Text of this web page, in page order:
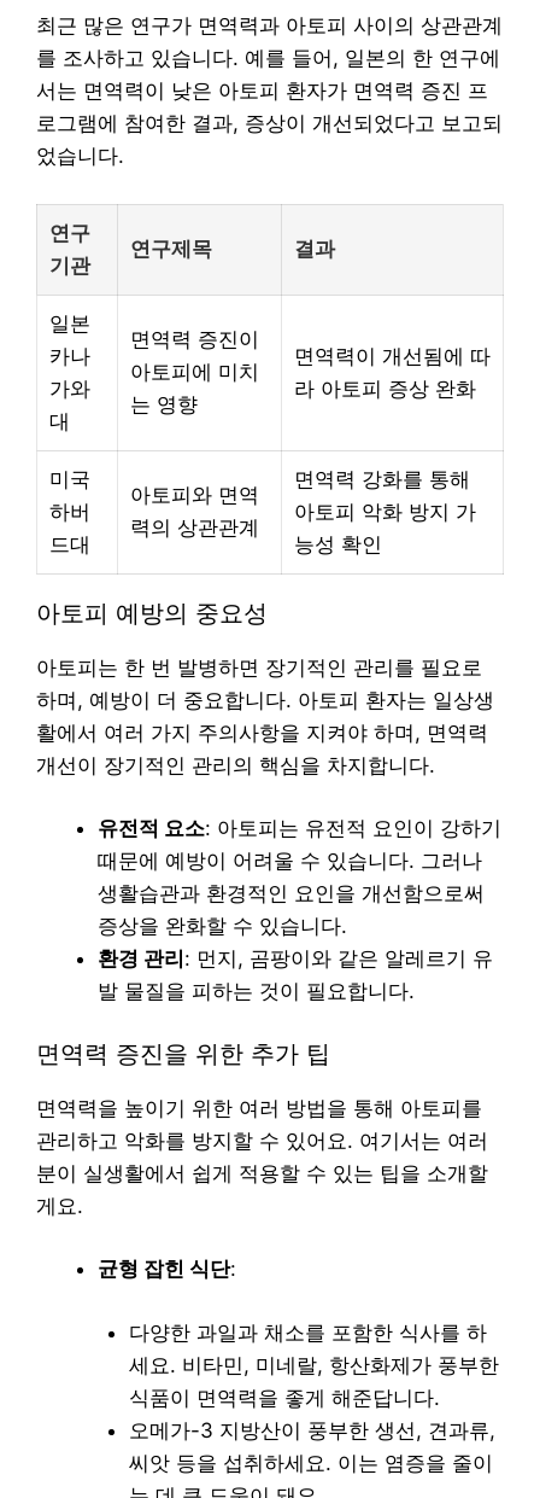
최근 많은 연구가 면역력과 아토피 사이의 상관관계
를 조사하고 있습니다. 예를 들어, 일본의 한 연구에
서는 면역력이 낮은 아토피 환자가 면역력 증진 프
로그램에 참여한 결과, 증상이 개선되었다고 보고되
었습니다.
연구
기관
연구제목 결과
일본
카나
가와
대
면역력 증진이
아토피에 미치
는 영향
면역력이 개선됨에 따
라 아토피 증상 완화
미국
하버
드대
아토피와 면역
력의 상관관계
면역력 강화를 통해
아토피 악화 방지 가
능성 확인
아토피 예방의 중요성
아토피는 한 번 발병하면 장기적인 관리를 필요로
하며, 예방이 더 중요합니다. 아토피 환자는 일상생
활에서 여러 가지 주의사항을 지켜야 하며, 면역력
개선이 장기적인 관리의 핵심을 차지합니다.
유전적 요소: 아토피는 유전적 요인이 강하기
때문에 예방이 어려울 수 있습니다. 그러나
생활습관과 환경적인 요인을 개선함으로써
증상을 완화할 수 있습니다.
환경 관리 : 먼지, 곰팡이와 같은 알레르기 유
발 물질을 피하는 것이 필요합니다.
면역력 증진을 위한 추가 팁
면역력을 높이기 위한 여러 방법을 통해 아토피를
관리하고 악화를 방지할 수 있어요. 여기서는 여러
분이 실생활에서 쉽게 적용할 수 있는 팁을 소개할
게요.
균형 잡힌 식단:
다양한 과일과 채소를 포함한 식사를 하
세요. 비타민, 미네랄, 항산화제가 풍부한
식품이 면역력을 좋게 해준답니다.
오메가-3 지방산이 풍부한 생선, 견과류,
씨앗 등을 섭취하세요. 이는 염증을 줄이